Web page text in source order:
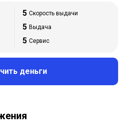
5 Скорость выдачи
5 Выдача
5 Сервис
деньги